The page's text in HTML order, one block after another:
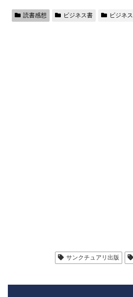
読書感想 ビジネス書 ビジネス
サンクチュアリ出版